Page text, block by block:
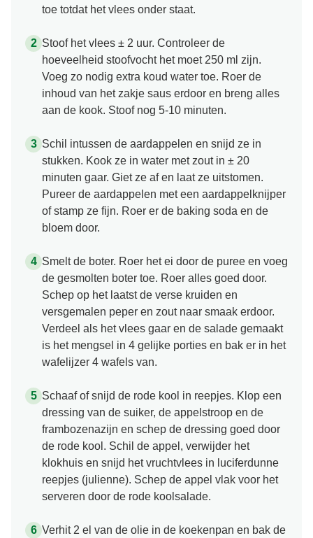
toe totdat het vlees onder staat.
Stoof het vlees ± 2 uur. Controleer de
hoeveelheid stoofvocht het moet 250 ml zijn.
Voeg zo nodig extra koud water toe. Roer de
inhoud van het zakje saus erdoor en breng alles
aan de kook. Stoof nog 5-10 minuten.
Schil intussen de aardappelen en snijd ze in
stukken. Kook ze in water met zout in ± 20
minuten gaar. Giet ze af en laat ze uitstomen.
Pureer de aardappelen met een aardappelknijper
of stamp ze fijn. Roer er de baking soda en de
bloem door.
Smelt de boter. Roer het ei door de puree en voeg
de gesmolten boter toe. Roer alles goed door.
Schep op het laatst de verse kruiden en
versgemalen peper en zout naar smaak erdoor.
Verdeel als het vlees gaar en de salade gemaakt
is het mengsel in 4 gelijke porties en bak er in het
wafelijzer 4 wafels van.
Schaaf of snijd de rode kool in reepjes. Klop een
dressing van de suiker, de appelstroop en de
frambozenazijn en schep de dressing goed door
de rode kool. Schil de appel, verwijder het
klokhuis en snijd het vruchtvlees in luciferdunne
reepjes (julienne). Schep de appel vlak voor het
serveren door de rode koolsalade.
Verhit 2 el van de olie in de koekenpan en bak de